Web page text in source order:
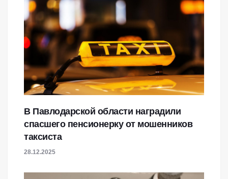
В Павлодарской области наградили
спасшего пенсионерку от мошенников
таксиста
28.12.2025